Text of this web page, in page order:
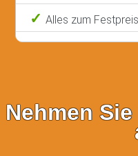
Alles zum
Nehmen